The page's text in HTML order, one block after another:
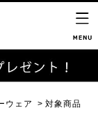
ウェア 対象商品